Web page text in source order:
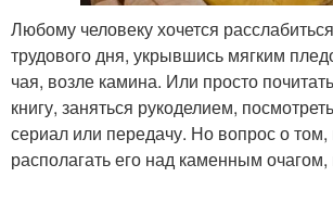
Любому человеку хочется
трудового дня, укрывшись мягким
чая, возле камина. Или просто
книгу, заняться рукоделием,
сериал или передачу. Но вопрос о
располагать его над каменным очагом,